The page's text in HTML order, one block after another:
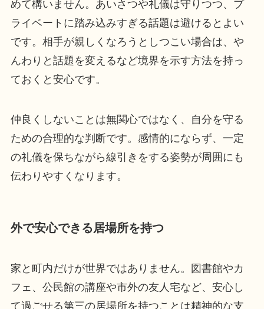
めて構いません。あいさつや礼儀は守りつつ、プ
ライベートに踏み込みすぎる話題は避けるとよい
です。相手が親しくなろうとしつこい場合は、や
んわりと話題を変えるなど境界を示す方法を持っ
ておくと安心です。
仲良くしないことは無関心ではなく、自分を守る
ための合理的な判断です。感情的にならず、一定
の礼儀を保ちながら線引きをする姿勢が周囲にも
伝わりやすくなります。
外で安心できる居場所を持つ
家と町内だけが世界ではありません。図書館やカ
フェ、公民館の講座や市外の友人宅など、安心し
て過ごせる第三の居場所を持つことは精神的な支